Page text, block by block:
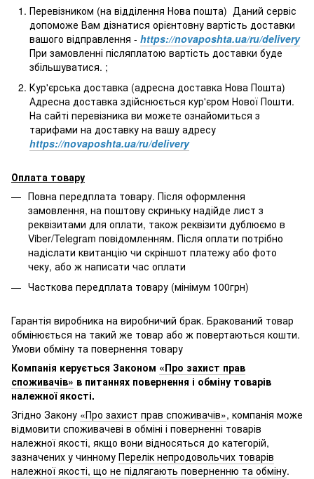
Перевізником (на відділення Нова пошта) Даний сервіс
допоможе Вам дізнатися орієнтовну вартість доставки
вашого відправлення - https://novaposhta.ua/ru/delivery
При замовленні післяплатою вартість доставки буде
збільшуватися. ;
Кур'єрська доставка (адресна доставка Нова Пошта)
Адресна доставка здійснюється кур'єром Нової Пошти.
На сайті перевізника ви можете ознайомиться з
тарифами на доставку на вашу адресу
https://novaposhta.ua/ru/delivery
Оплата товару
Повна передплата товару. Після оформлення
замовлення, на поштову скриньку надійде лист з
реквізитами для оплати, також реквізити дублюємо в
Viber/Telegram повідомленням. Після оплати потрібно
надіслати квитанцію чи скріншот платежу або фото
чеку, або ж написати час оплати
Часткова передплата товару (мінімум 100грн)
Гарантія виробника на виробничий брак. Бракований товар
обмінюється на такий же товар або ж повертаються кошти.
Умови обміну та повернення товару
Компанія керується Законом «Про захист прав
споживачів» в питаннях повернення і обміну товарів
належної якості.
Згідно Закону «Про захист прав споживачів», компанія може
відмовити споживачеві в обміні і поверненні товарів
належної якості, якщо вони відносяться до категорій,
зазначених у чинному Перелік непродовольчих товарів
належної якості, що не підлягають поверненню та обміну.